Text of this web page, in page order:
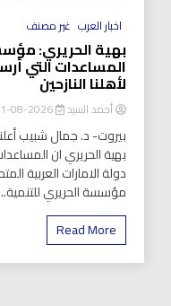
اخبار العرب غير مصنف
بهية الحريري:
المساعدات التي
لأهلنا النازحين
أحمد السيد 2026-08-01
بيروت- د. جمال شبيب
بهية الحريري ان
دولة الامارات العربية
مؤسسة الحريري
Read More